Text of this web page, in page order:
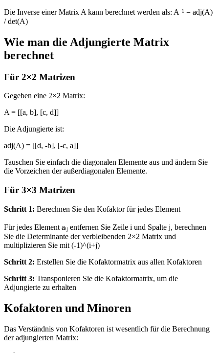
Die Inverse einer Matrix A kann berechnet werden als: A⁻¹ = adj(A)
/ det(A)
Wie man die Adjungierte Matrix
berechnet
Für 2×2 Matrizen
Gegeben eine 2×2 Matrix:
A = [[a, b], [c, d]]
Die Adjungierte ist:
adj(A) = [[d, -b], [-c, a]]
Tauschen Sie einfach die diagonalen Elemente aus und ändern Sie
die Vorzeichen der außerdiagonalen Elemente.
Für 3×3 Matrizen
Schritt 1: Berechnen Sie den Kofaktor für jedes Element
Für jedes Element aᵢⱼ entfernen Sie Zeile i und Spalte j, berechnen
Sie die Determinante der verbleibenden 2×2 Matrix und
multiplizieren Sie mit (-1)^(i+j)
Schritt 2: Erstellen Sie die Kofaktormatrix aus allen Kofaktoren
Schritt 3: Transponieren Sie die Kofaktormatrix, um die
Adjungierte zu erhalten
Kofaktoren und Minoren
Das Verständnis von Kofaktoren ist wesentlich für die Berechnung
der adjungierten Matrix: